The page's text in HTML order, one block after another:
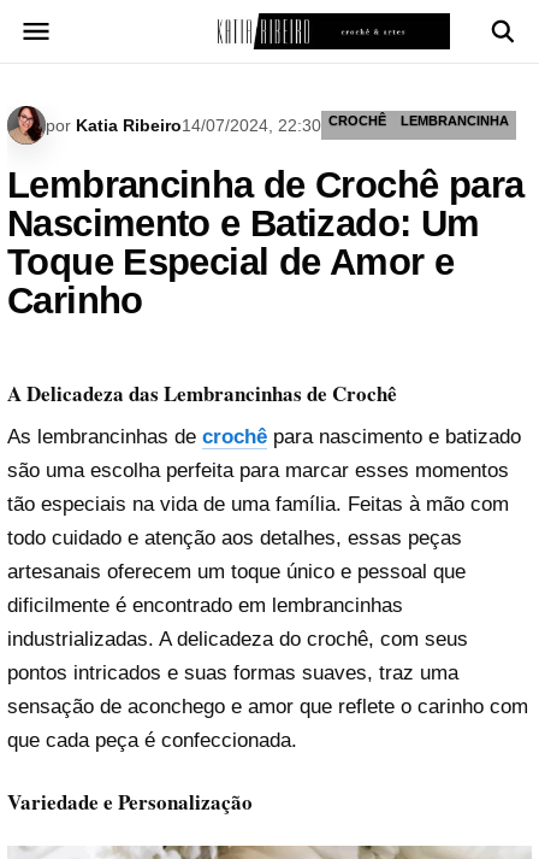
para
por Katia Ribeiro14/07/2024, 22:30 CROCHÊ LEMBRANCINHA
Lembrancinha de Crochê para
Nascimento e Batizado: Um
Toque Especial de Amor e
Carinho
A Delicadeza das Lembrancinhas de Crochê
As lembrancinhas de crochê para nascimento e batizado
são uma escolha perfeita para marcar esses momentos
tão especiais na vida de uma família. Feitas à mão com
todo cuidado e atenção aos detalhes, essas peças
artesanais oferecem um toque único e pessoal que
dificilmente é encontrado em lembrancinhas
industrializadas. A delicadeza do crochê, com seus
pontos intricados e suas formas suaves, traz uma
sensação de aconchego e amor que reflete o carinho com
que cada peça é confeccionada.
Variedade e Personalização